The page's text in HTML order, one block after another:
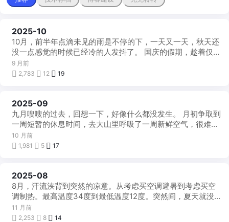
每
帖
2025-10
10月，前半年点滴未见的雨是不停的下，一天又一天，秋天还
没一点感觉的时候已经冷的人发抖了。 国庆的假期，趁着仅有
的两天没雨的时候溜达了一下，其余 ...
9 月前
2,783
12 19
每
一
2025-09
九月嗖嗖的过去，回想一下，好像什么都没发生。 月初争取到
一周短暂的休息时间，去大山里呼吸了一周新鲜空气，很难得
一天三顿自助餐竟然不难吃，每天上课 ...
10 月前
1,981
5 17
每
一
帖
2025-08
8月，汗流浃背到突然的凉意。从考虑买空调避暑到考虑买空
调制热。最高温度34度到最低温度12度。突然间，夏天就没
了。 工作每天沉浸在干这逼事真TM ...
11 月前
2,253
8 14